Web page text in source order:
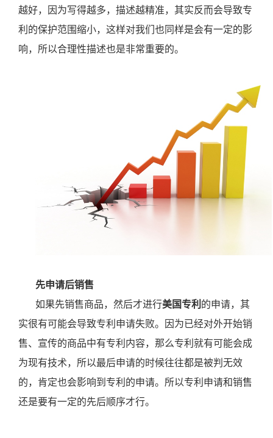
越好，因为写得越多，描述越精准，其实反而会导致专
利的保护范围缩小，这样对我们也同样是会有一定的影
响，所以合理性描述也是非常重要的。
先申请后销售
如果先销售商品，然后才进行美国专利 的申请，其
实很有可能会导致专利申请失败。因为已经对外开始销
售、宣传的商品中有专利内容，那么专利就有可能会成
为现有技术，所以最后申请的时候往往都是被判无效
的，肯定也会影响到专利的申请。所以专利申请和销售
还是要有一定的先后顺序才行。